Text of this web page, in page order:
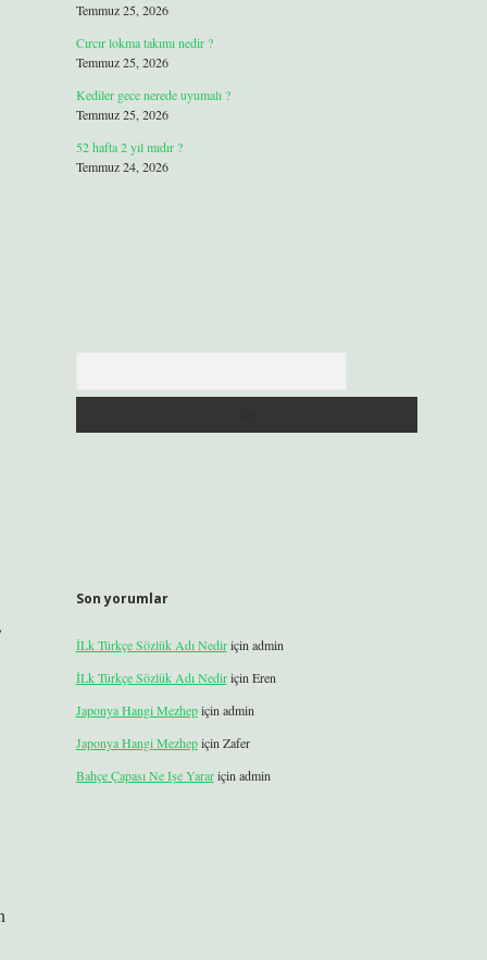
Temmuz 25, 2026
Cırcır lokma takımı nedir ?
Temmuz 25, 2026
Kediler gece nerede uyumalı ?
Temmuz 25, 2026
52 hafta 2 yıl mıdır ?
Temmuz 24, 2026
Son yorumlar
İLk Türkçe Sözlük Adı Nediriçin admin
İLk Türkçe Sözlük Adı Nediriçin Eren
Japonya Hangi Mezhepiçin admin
Japonya Hangi Mezhepiçin Zafer
Bahçe Çapası Ne Işe Yarariçin admin